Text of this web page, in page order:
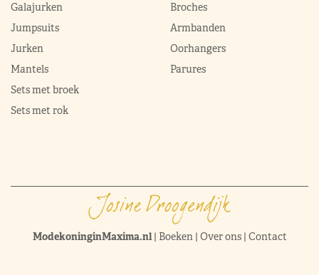
Galajurken
Jumpsuits
Jurken
Mantels
Sets met broek
Sets met rok
Broches
Armbanden
Oorhangers
Parures
ModekoninginMaxima.nl| Boeken| Over ons| Contact